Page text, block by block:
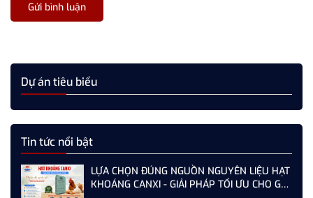
Gửi bình luận
Dự án tiêu biểu
Tin tức nổi bật
LỰA CHỌN ĐÚNG NGUỒN NGUYÊN LIỆU HẠT
KHOÁNG CANXI - GIẢI PHÁP TỐI ƯU CHO GÀ,